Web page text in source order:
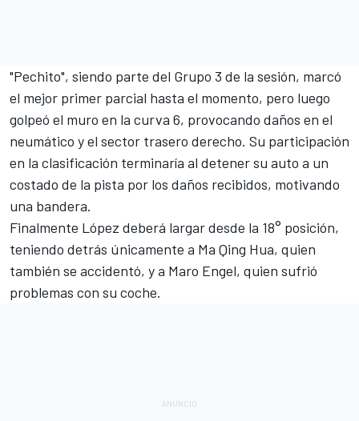
"Pechito", siendo parte del Grupo 3 de la sesión, marcó
el mejor primer parcial hasta el momento, pero luego
golpeó el muro en la curva 6, provocando daños en el
neumático y el sector trasero derecho. Su participación
en la clasificación terminaría al detener su auto a un
costado de la pista por los daños recibidos, motivando
una bandera.
Finalmente López deberá largar desde la 18° posición,
teniendo detrás únicamente a Ma Qing Hua, quien
también se accidentó, y a Maro Engel, quien sufrió
problemas con su coche.